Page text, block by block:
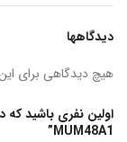
دیدگاهها
هیچ دیدگاهی برای
اولین نفری باشید
MUM48A1”